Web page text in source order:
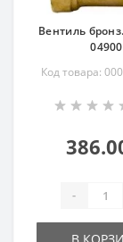
Вентиль
04900
Код товара:
-
В